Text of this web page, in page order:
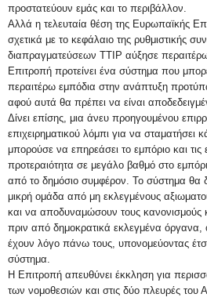
προστατεύουν εμάς και το περιβάλλον.
Αλλά η τελευταία θέση της Ευρωπαϊκής
σχετικά με το κεφάλαιο της ρυθμιστικής
διαπραγματεύσεων ΤΤΙΡ αύξησε
Επιτροπή προτείνει ένα σύστημα που
περαιτέρω εμπόδια στην ανάπτυξη
αφού αυτά θα πρέπει να είναι
Δίνει επίσης, μια άνευ προηγουμένου
επιχειρηματικού λόμπι για να σταματήσει
μπορούσε να επηρεάσει το εμπόριο και τις
προτεραιότητα σε μεγάλο βαθμό στο
από το δημόσιο συμφέρον. Το σύστημα θα
μικρή ομάδα από μη εκλεγμένους
και να αποδυναμώσουν τους κανονισμούς
πριν από δημοκρατικά εκλεγμένα όργανα,
έχουν λόγο πάνω τους, υπονομεύοντας
σύστημα.
Η Επιτροπή απευθύνει έκκληση για
των νομοθεσιών και στις δύο πλευρές του